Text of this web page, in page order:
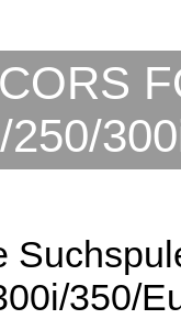
350/